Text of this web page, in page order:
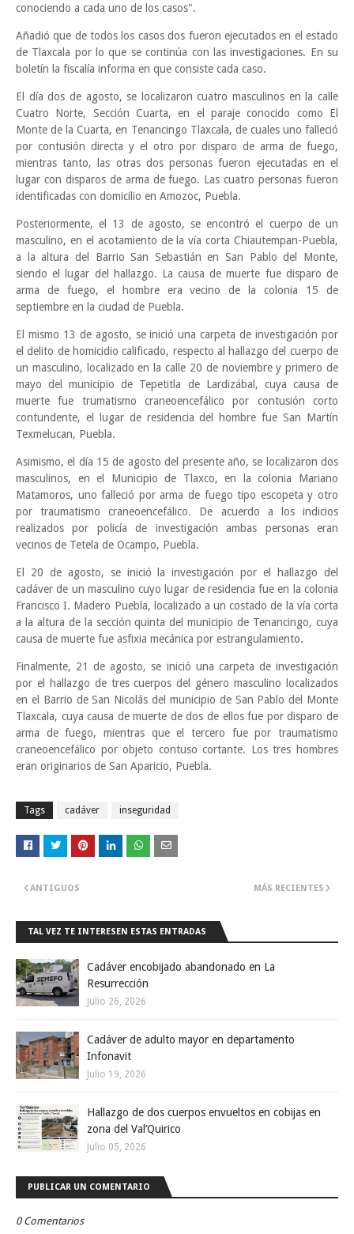
conociendo a cada uno de los casos".
Añadió que de todos los casos dos fueron ejecutados en el estado
de Tlaxcala por lo que se continúa con las investigaciones. En su
boletín la fiscalía informa en que consiste cada caso.
El día dos de agosto, se localizaron cuatro masculinos en la calle
Cuatro Norte, Sección Cuarta, en el paraje conocido como El
Monte de la Cuarta, en Tenancingo Tlaxcala, de cuales uno falleció
por contusión directa y el otro por disparo de arma de fuego,
mientras tanto, las otras dos personas fueron ejecutadas en el
lugar con disparos de arma de fuego. Las cuatro personas fueron
identificadas con domicilio en Amozoc, Puebla.
Posteriormente, el 13 de agosto, se encontró el cuerpo de un
masculino, en el acotamiento de la vía corta Chiautempan-Puebla,
a la altura del Barrio San Sebastián en San Pablo del Monte,
siendo el lugar del hallazgo. La causa de muerte fue disparo de
arma de fuego, el hombre era vecino de la colonia 15 de
septiembre en la ciudad de Puebla.
El mismo 13 de agosto, se inició una carpeta de investigación por
el delito de homicidio calificado, respecto al hallazgo del cuerpo de
un masculino, localizado en la calle 20 de noviembre y primero de
mayo del municipio de Tepetitla de Lardizábal, cuya causa de
muerte fue trumatismo craneoencefálico por contusión corto
contundente, el lugar de residencia del hombre fue San Martín
Texmelucan, Puebla.
Asimismo, el día 15 de agosto del presente año, se localizaron dos
masculinos, en el Municipio de Tlaxco, en la colonia Mariano
Matamoros, uno falleció por arma de fuego tipo escopeta y otro
por traumatismo craneoencefálico. De acuerdo a los indicios
realizados por policía de investigación ambas personas eran
vecinos de Tetela de Ocampo, Puebla.
El 20 de agosto, se inició la investigación por el hallazgo del
cadáver de un masculino cuyo lugar de residencia fue en la colonia
Francisco I. Madero Puebla, localizado a un costado de la vía corta
a la altura de la sección quinta del municipio de Tenancingo, cuya
causa de muerte fue asfixia mecánica por estrangulamiento.
Finalmente, 21 de agosto, se inició una carpeta de investigación
por el hallazgo de tres cuerpos del género masculino localizados
en el Barrio de San Nicolás del municipio de San Pablo del Monte
Tlaxcala, cuya causa de muerte de dos de ellos fue por disparo de
arma de fuego, mientras que el tercero fue por traumatismo
craneoencefálico por objeto contuso cortante. Los tres hombres
eran originarios de San Aparicio, Puebla.
Tags cadáver inseguridad
MÁS RECIENTES
ANTIGUOS
TAL VEZ TE INTERESEN ESTAS ENTRADAS
Cadáver encobijado abandonado en La
Resurrección
Julio 26, 2026
Cadáver de adulto mayor en departamento
Infonavit
Julio 19, 2026
Hallazgo de dos cuerpos envueltos en cobijas en
zona del Val’Quirico
Julio 05, 2026
PUBLICAR UN COMENTARIO
0 Comentarios